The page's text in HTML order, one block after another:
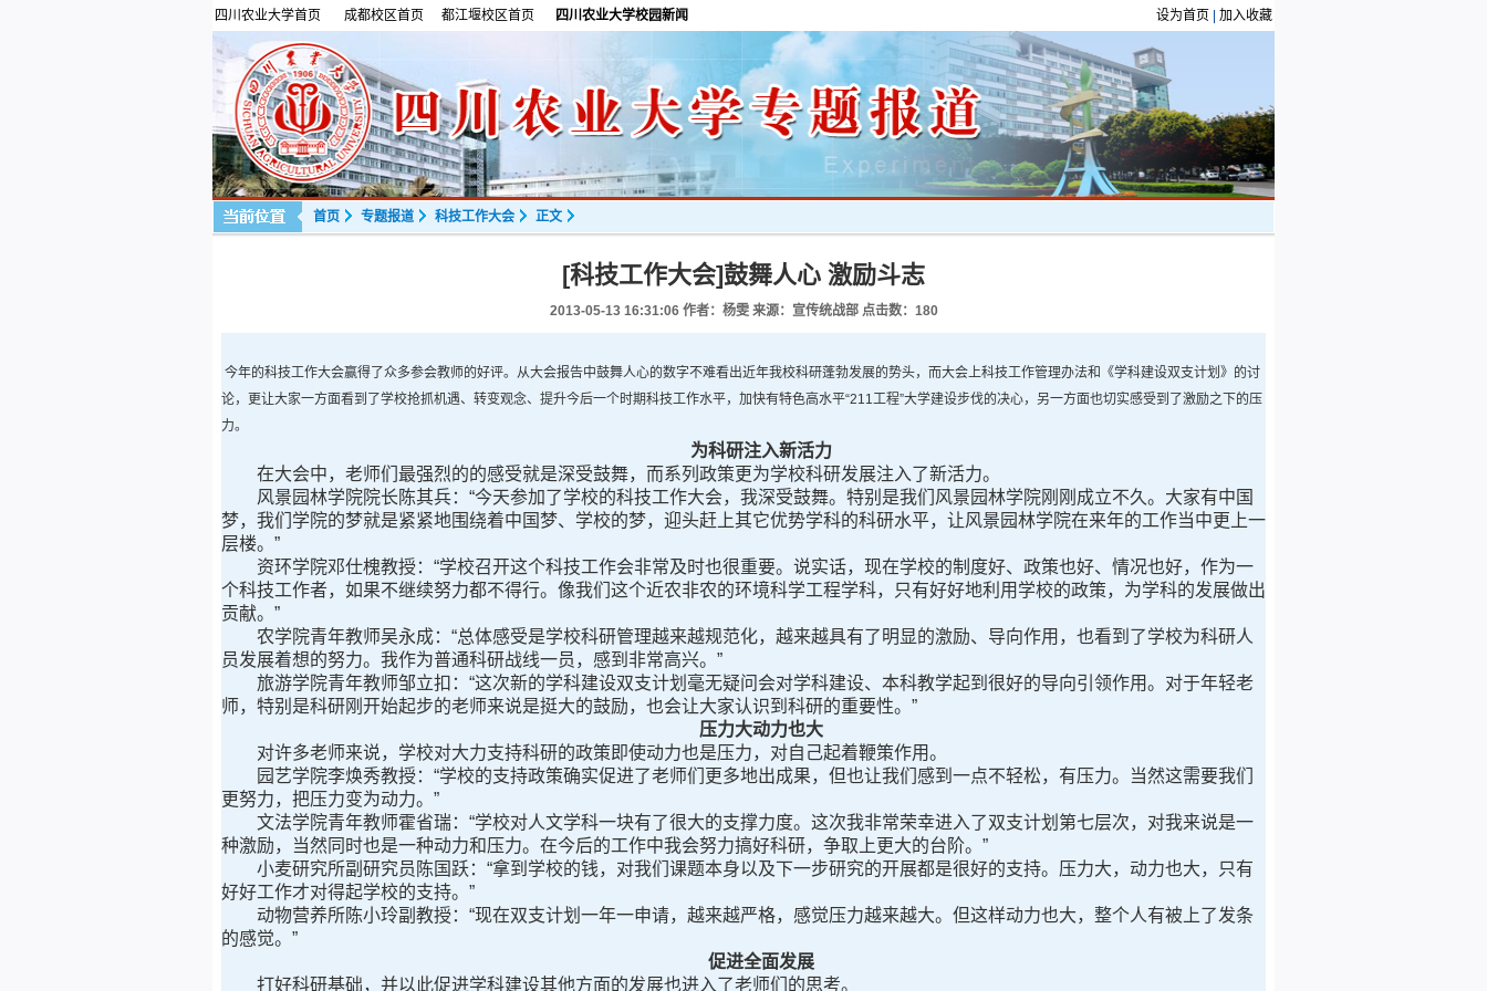
四川农业大学首页 成都校区首页 都江堰校区首页 四川农业大学校园新闻 设为首页 加入收藏
首页 专题报道 科技工作大会 正文
[科技工作大会]鼓舞人心 激励斗志
2013-05-13 16:31:06作者：杨雯 来源：宣传统战部 点击数： 180
今年的科技工作大会赢得了众多参会教师的好评。从大会报告中鼓舞人心的数字不难看出近年我校科研蓬勃发展的势头，而大会上科技工作管理办法和《学科建设双支计划》的讨
论，更让大家一方面看到了学校抢抓机遇、转变观念、提升今后一个时期科技工作水平，加快有特色高水平“211工程”大学建设步伐的决心，另一方面也切实感受到了激励之下的压
力。
为科研注入新活力
在大会中，老师们最强烈的的感受就是深受鼓舞，而系列政策更为学校科研发展注入了新活力。
风景园林学院院长陈其兵：“今天参加了学校的科技工作大会，我深受鼓舞。特别是我们风景园林学院刚刚成立不久。大家有中国
梦，我们学院的梦就是紧紧地围绕着中国梦、学校的梦，迎头赶上其它优势学科的科研水平，让风景园林学院在来年的工作当中更上一
层楼。”
资环学院邓仕槐教授：“学校召开这个科技工作会非常及时也很重要。说实话，现在学校的制度好、政策也好、情况也好，作为一
个科技工作者，如果不继续努力都不得行。像我们这个近农非农的环境科学工程学科，只有好好地利用学校的政策，为学科的发展做出
贡献。”
农学院青年教师吴永成：“总体感受是学校科研管理越来越规范化，越来越具有了明显的激励、导向作用，也看到了学校为科研人
员发展着想的努力。我作为普通科研战线一员，感到非常高兴。”
旅游学院青年教师邹立扣：“这次新的学科建设双支计划毫无疑问会对学科建设、本科教学起到很好的导向引领作用。对于年轻老
师，特别是科研刚开始起步的老师来说是挺大的鼓励，也会让大家认识到科研的重要性。”
压力大动力也大
对许多老师来说，学校对大力支持科研的政策即使动力也是压力，对自己起着鞭策作用。
园艺学院李焕秀教授：“学校的支持政策确实促进了老师们更多地出成果，但也让我们感到一点不轻松，有压力。当然这需要我们
更努力，把压力变为动力。”
文法学院青年教师霍省瑞：“学校对人文学科一块有了很大的支撑力度。这次我非常荣幸进入了双支计划第七层次，对我来说是一
种激励，当然同时也是一种动力和压力。在今后的工作中我会努力搞好科研，争取上更大的台阶。”
小麦研究所副研究员陈国跃：“拿到学校的钱，对我们课题本身以及下一步研究的开展都是很好的支持。压力大，动力也大，只有
好好工作才对得起学校的支持。”
动物营养所陈小玲副教授：“现在双支计划一年一申请，越来越严格，感觉压力越来越大。但这样动力也大，整个人有被上了发条
的感觉。”
促进全面发展
打好科研基础，并以此促进学科建设其他方面的发展也进入了老师们的思考。